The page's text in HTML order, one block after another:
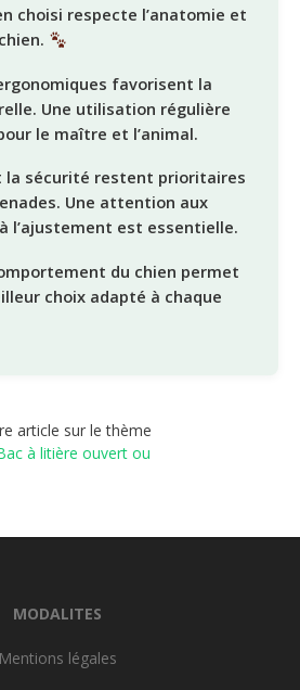
choisi respecte l’anatomie et
favorisent la
Une utilisation régulière
le maître et l’animal.
la sécurité restent prioritaires
Une attention aux
l’ajustement est essentielle.
du chien permet
choix adapté à chaque
article sur le thème
à litière ouvert ou
MODALITES
Mentions légales